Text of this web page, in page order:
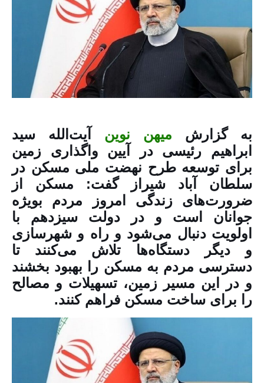
به گزارش میهن نوین آیت‌الله سید
ابراهیم رئیسی در آیین واگذاری زمین
برا‌ی توسعه طرح نهضت ملی مسکن در
سلطان آباد شیراز گفت: مسکن از
ضرورت‌های زندگی امروز مردم بویژه
جوانان است و در دولت سیزدهم با
اولویت دنبال می‌شود و راه و شهرسازی
و دیگر دستگاه‌ها تلاش می‌کنند تا
دسترسی مردم به مسکن را بهبود بخشند
و در این مسیر زمین، تسهیلات و مصالح
را برای ساخت مسکن فراهم کنند.